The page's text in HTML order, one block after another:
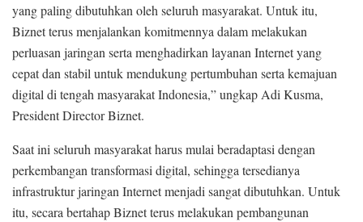
yang paling dibutuhkan oleh seluruh masyarakat. Untuk itu,
Biznet terus menjalankan komitmennya dalam melakukan
perluasan jaringan serta menghadirkan layanan Internet yang
cepat dan stabil untuk mendukung pertumbuhan serta kemajuan
digital di tengah masyarakat Indonesia,” ungkap Adi Kusma,
President Director Biznet.
Saat ini seluruh masyarakat harus mulai beradaptasi dengan
perkembangan transformasi digital, sehingga tersedianya
infrastruktur jaringan Internet menjadi sangat dibutuhkan. Untuk
itu, secara bertahap Biznet terus melakukan pembangunan